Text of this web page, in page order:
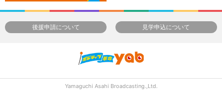
後援申請について 見学申込について
Yamaguchi Asahi Broadcasting.,Ltd.